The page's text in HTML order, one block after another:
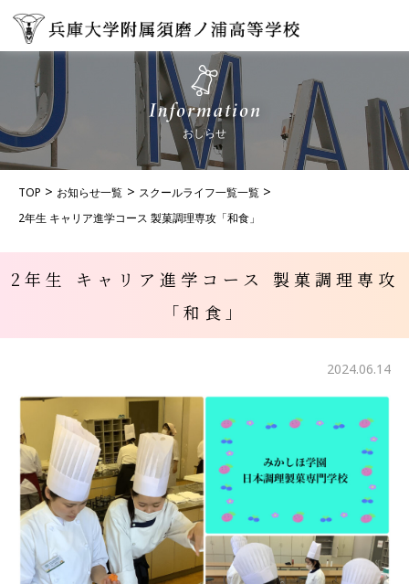
おしらせ
TOP お知らせ一覧
スクールライフ一覧一覧
2年生 キャリア進学コース 製菓調理専攻「和食」
2年生 キャリア進学コース 製菓調理専攻
「和食」
2024.06.14